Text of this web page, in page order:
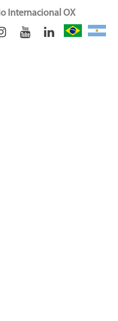
Internacional OX